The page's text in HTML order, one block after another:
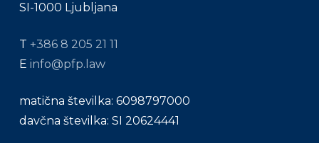
SI-1000 Ljubljana
T +386 8 205 21 11
E info@pfp.law
matična številka: 6098797000
davčna številka: SI 20624441